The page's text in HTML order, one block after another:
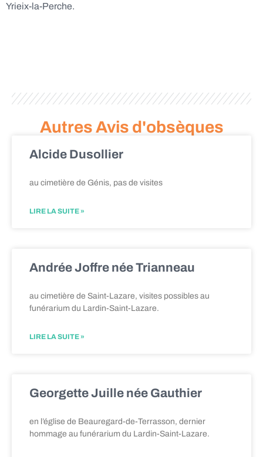
Yrieix-la-Perche.
Autres Avis d'obsèques
Alcide Dusollier
au cimetière de Génis, pas de visites
LIRE LA SUITE »
Andrée Joffre née Trianneau
au cimetière de Saint-Lazare, visites possibles au
funérarium du Lardin-Saint-Lazare.
LIRE LA SUITE »
Georgette Juille née Gauthier
en l’église de Beauregard-de-Terrasson, dernier
hommage au funérarium du Lardin-Saint-Lazare.